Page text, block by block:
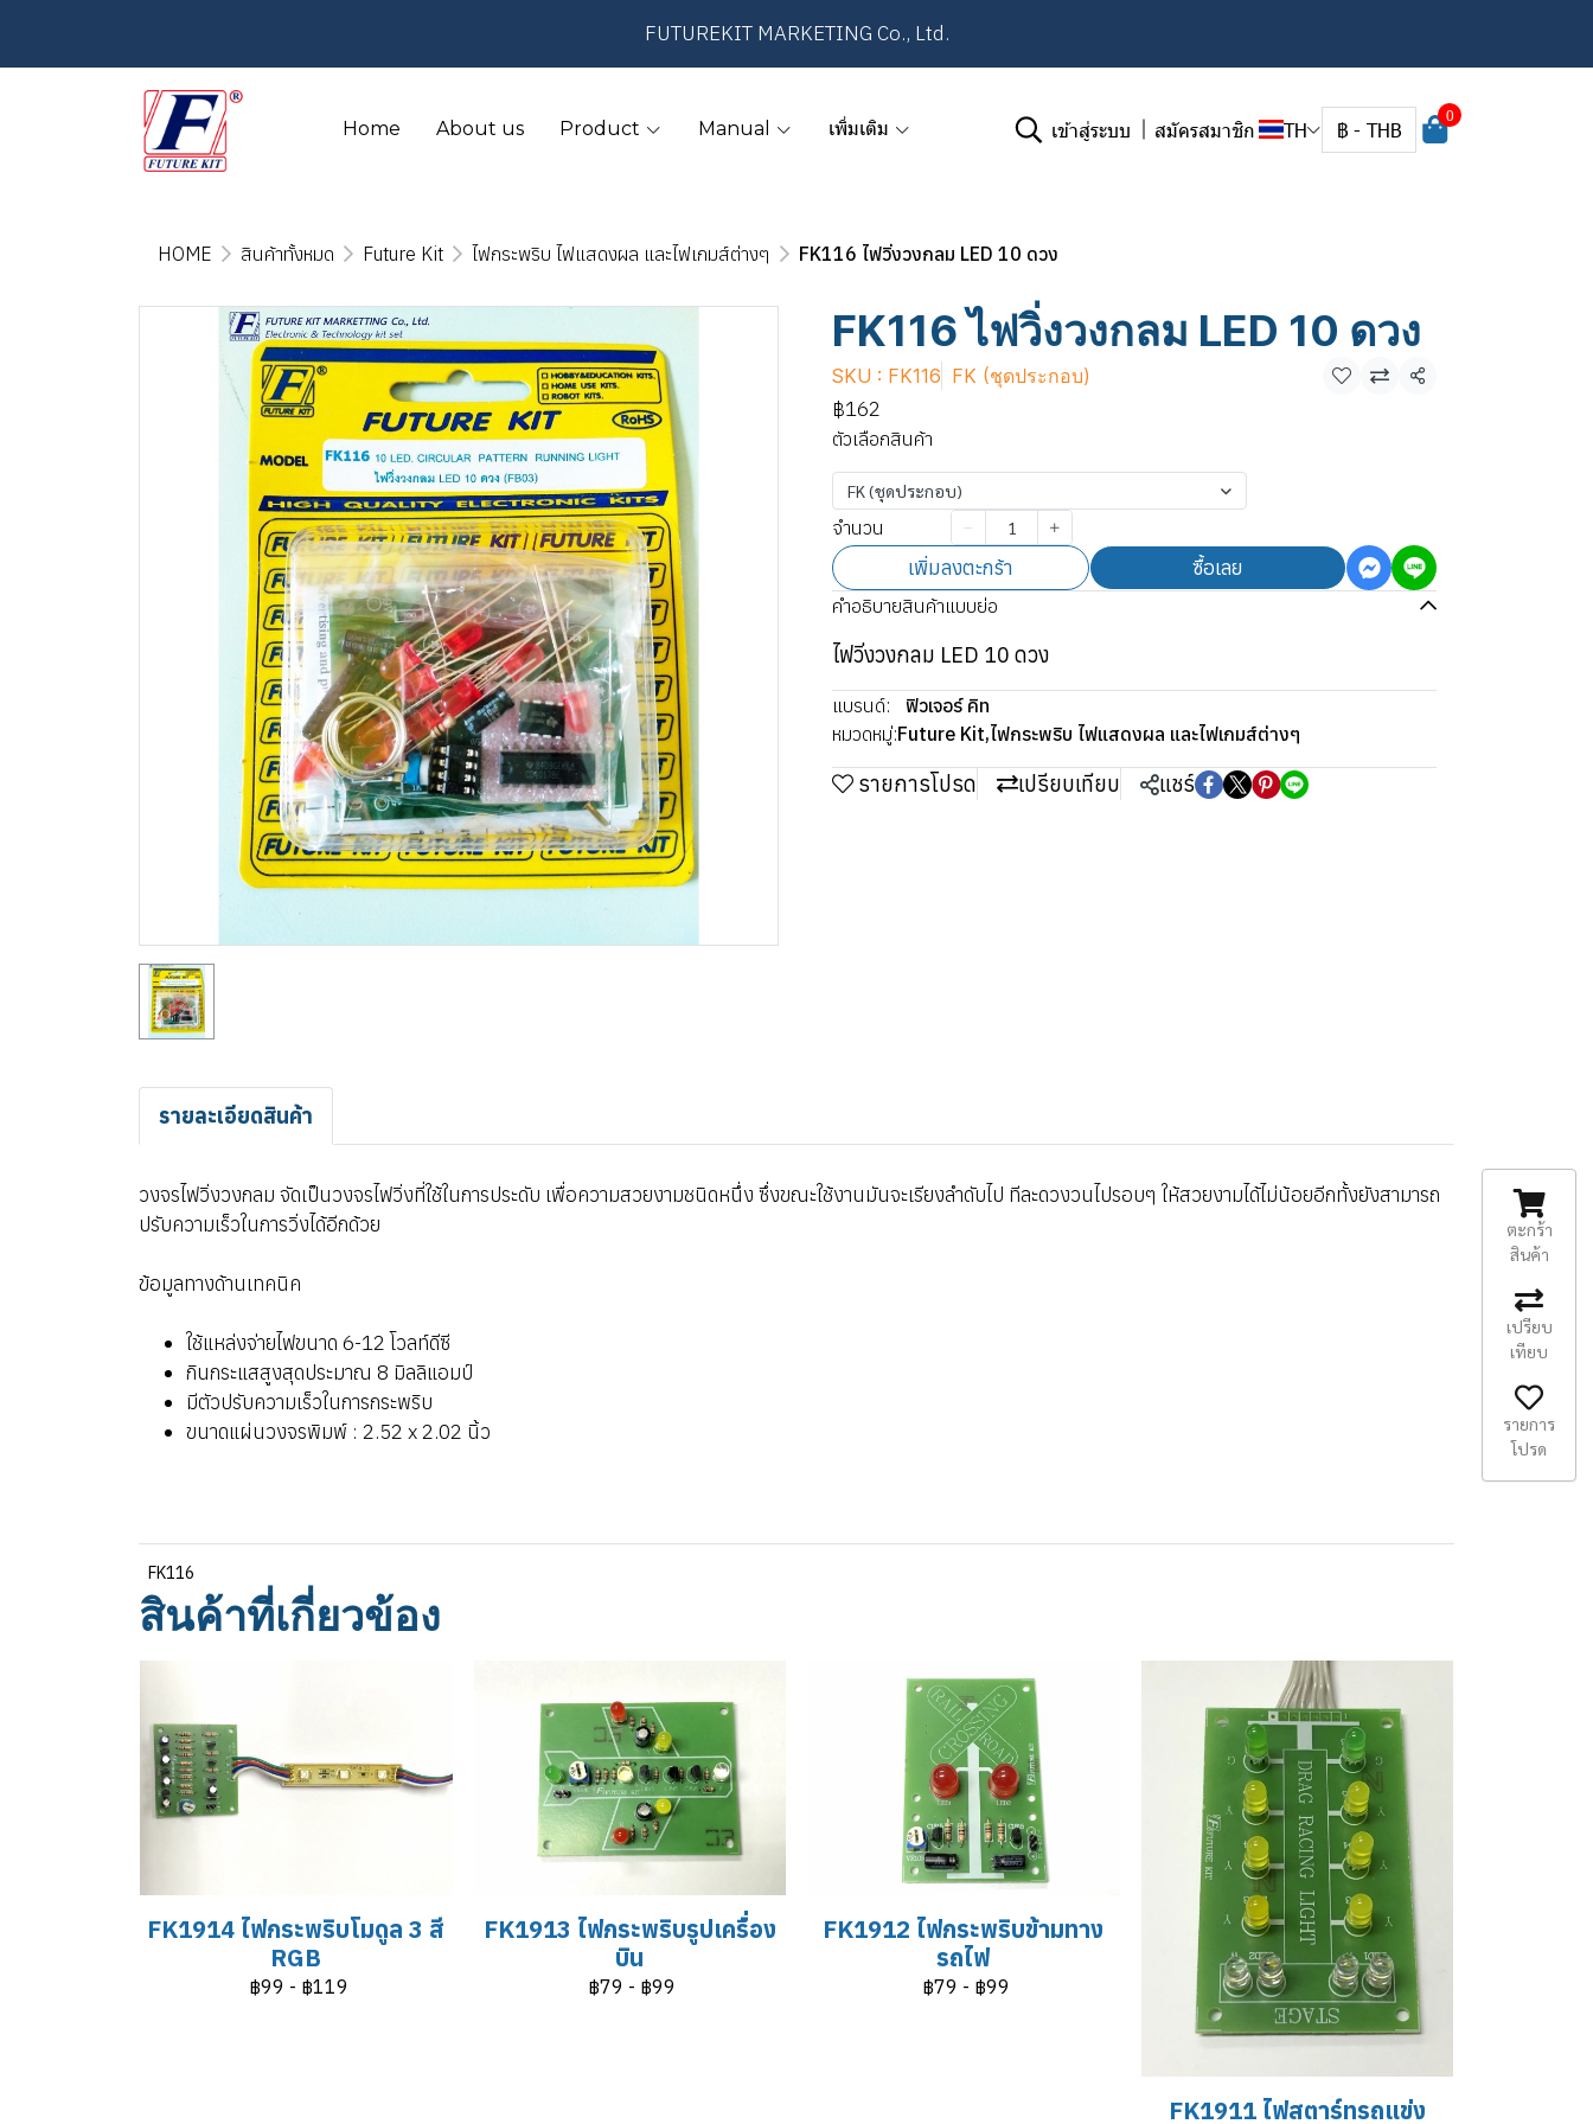
FUTUREKIT MARKETING Co., Ltd.
Home About us Product Manual เพิ่มเติม เข้าสู่ระบบ สมัครสมาชิก TH ฿ - THB
0
HOME สินค้าทั้งหมด Future Kit ไฟกระพริบ ไฟแสดงผล และไฟเกมส์ต่างๆ FK116 ไฟวิ่งวงกลม LED 10 ดวง
FK116 ไฟวิ่งวงกลม LED 10 ดวง
SKU : FK116 FK (ชุดประกอบ)
แชร์
฿162
ตัวเลือกสินค้า
FK (ชุดประกอบ)
จำนวน
เพิ่มลงตะกร้า ซื้อเลย
คำอธิบายสินค้าแบบย่อ
ไฟวิ่งวงกลม LED 10 ดวง
แบรนด์:
ฟิวเจอร์ คิท
หมวดหมู่:Future Kit,ไฟกระพริบ ไฟแสดงผล และไฟเกมส์ต่างๆ
รายการโปรด เปรียบเทียบ แชร์
รายละเอียดสินค้า
วงจรไฟวิ่งวงกลม จัดเป็นวงจรไฟวิ่งที่ใช้ในการประดับ เพื่อความสวยงามชนิดหนึ่ง ซึ่งขณะใช้งานมันจะเรียงลำดับไป ทีละดวงวนไปรอบๆ ให้สวยงามได้ไม่น้อยอีกทั้งยังสามารถ
ปรับความเร็วในการวิ่งได้อีกด้วย
ข้อมูลทางด้านเทคนิค
ใช้แหล่งจ่ายไฟขนาด 6-12 โวลท์ดีซี
กินกระแสสูงสุดประมาณ 8 มิลลิแอมป์
มีตัวปรับความเร็วในการกระพริบ
ขนาดแผ่นวงจรพิมพ์ : 2.52 x 2.02 นิ้ว
FK116
สินค้าที่เกี่ยวข้อง
FK1914 ไฟกระพริบโมดูล 3 สี
RGB
฿99 - ฿119
FK1913 ไฟกระพริบรูปเครื่อง
บิน
฿79 - ฿99
FK1912 ไฟกระพริบข้ามทาง
รถไฟ
฿79 - ฿99
FK1911 ไฟสตาร์ทรถแข่ง
ตะกร้า
สินค้า
เปรียบ
เทียบ
รายการ
โปรด